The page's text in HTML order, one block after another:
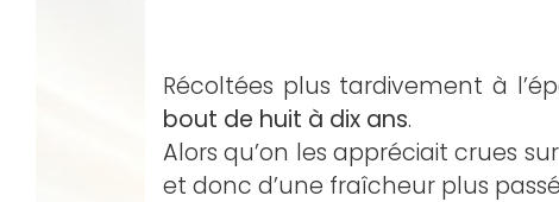
Récoltées plus tardivement à
bout de huit à dix ans.
Alors qu’on les appréciait crues
et donc d’une fraîcheur plus